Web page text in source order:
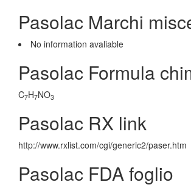
Pasolac Marchi
No information avaliable
Pasolac Formula
C7H7NO3
Pasolac RX link
http://www.rxlist.com/cgi/generic2/paser.htm
Pasolac FDA foglio